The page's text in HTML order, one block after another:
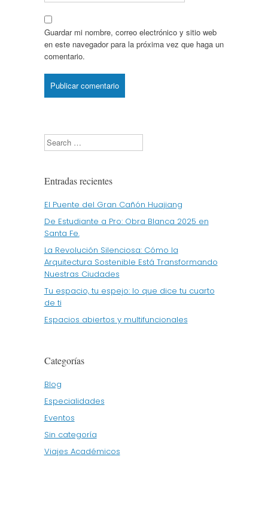
Guardar mi nombre, correo electrónico y sitio web
en este navegador para la próxima vez que haga un
comentario.
Search
Entradas recientes
El Puente del Gran Cañón Huajiang
De Estudiante a Pro: Obra Blanca 2025 en
Santa Fe.
La Revolución Silenciosa: Cómo la
Arquitectura Sostenible Está Transformando
Nuestras Ciudades
Tu espacio, tu espejo: lo que dice tu cuarto
de ti
Espacios abiertos y multifuncionales
Categorías
Blog
Especialidades
Eventos
Sin categoría
Viajes Académicos